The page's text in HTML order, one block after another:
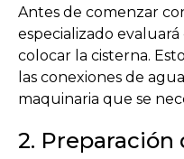
Antes de comenzar
especializado
colocar la cisterna.
las conexiones de
maquinaria que se
2.